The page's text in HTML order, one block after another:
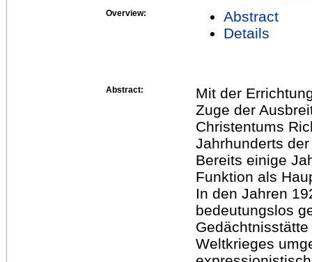
Overview:
Abstract
Details
Abstract:
Mit der
Zuge der
Christentums
Jahrhunderts
Bereits einige
Funktion als
In den Jahren
bedeutungslos
Weltkrieges